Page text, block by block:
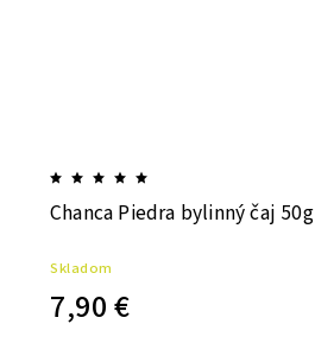
Chanca Piedra bylinný čaj 50g
Skladom
7,90 €